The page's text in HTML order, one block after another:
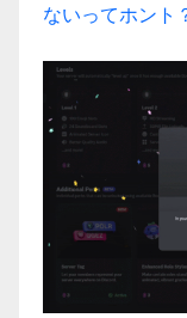
ないってホント